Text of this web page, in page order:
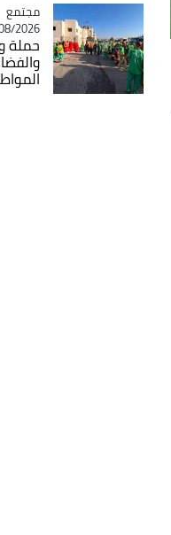
Catégorie
مجتمع
- 18:40
حملة